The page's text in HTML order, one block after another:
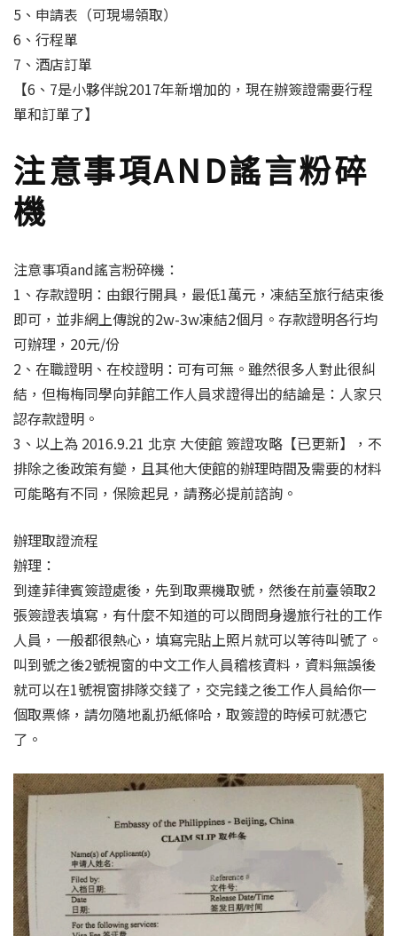
5、申請表（可現場領取）
6、行程單
7、酒店訂單
【6、7是小夥伴說2017年新增加的，現在辦簽證需要行程
單和訂單了】
注意事項AND謠言粉碎
機
注意事項and謠言粉碎機：
1、存款證明：由銀行開具，最低1萬元，凍結至旅行結束後
即可，並非網上傳說的2w-3w凍結2個月。存款證明各行均
可辦理，20元/份
2、在職證明、在校證明：可有可無。雖然很多人對此很糾
結，但梅梅同學向菲館工作人員求證得出的結論是：人家只
認存款證明。
3、以上為 2016.9.21 北京 大使館 簽證攻略【已更新】，不
排除之後政策有變，且其他大使館的辦理時間及需要的材料
可能略有不同，保險起見，請務必提前諮詢。
辦理取證流程
辦理：
到達菲律賓簽證處後，先到取票機取號，然後在前臺領取2
張簽證表填寫，有什麼不知道的可以問問身邊旅行社的工作
人員，一般都很熱心，填寫完貼上照片就可以等待叫號了。
叫到號之後2號視窗的中文工作人員稽核資料，資料無誤後
就可以在1號視窗排隊交錢了，交完錢之後工作人員給你一
個取票條，請勿隨地亂扔紙條哈，取簽證的時候可就憑它
了。